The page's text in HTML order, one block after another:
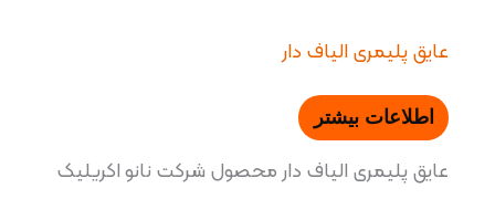
عایق پلیمری الیاف دار
اطلاعات بیشتر
عایق پلیمری الیاف دار محصول شرکت نانو اکریلیک